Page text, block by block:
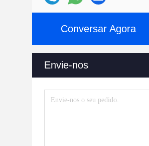
Conversar Agora
Envie-nos